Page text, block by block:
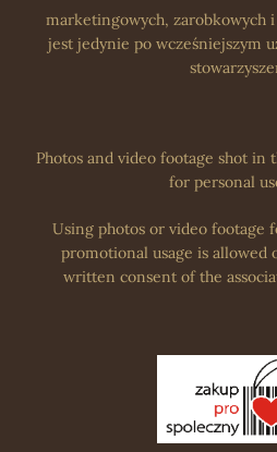
marketingowych, zarobkowych
jest jedynie po wcześniejszym
Photos and video footage shot in
for personal
Using photos or video
promotional usage is allowed
written consent of the